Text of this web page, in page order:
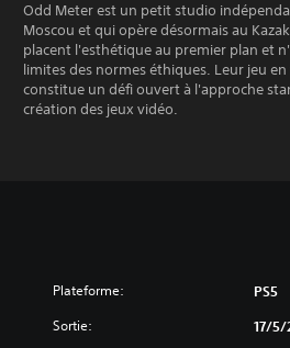
Odd Meter est un petit studio
Moscou et qui opère désormais au
placent l'esthétique au premier plan et
limites des normes éthiques. Leur jeu
constitue un défi ouvert à l'approche
création des jeux vidéo.
Plateforme: PS5
Sortie: 17/5/